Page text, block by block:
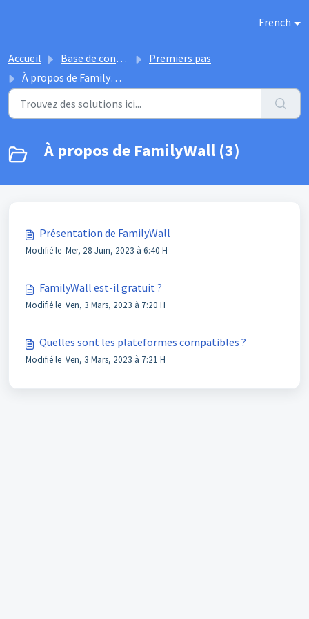
French
Accueil Base de connaissances
Premiers pas
À propos de FamilyWall
À propos de FamilyWall (3)
Présentation de FamilyWall
Modifié le Mer, 28 Juin, 2023 à 6:40 H
FamilyWall est-il gratuit ?
Modifié le Ven, 3 Mars, 2023 à 7:20 H
Quelles sont les plateformes compatibles ?
Modifié le Ven, 3 Mars, 2023 à 7:21 H